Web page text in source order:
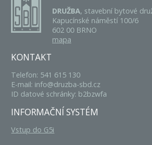
DRUŽBA, stavební bytové
Kapucínské náměstí 100/6
602 00 BRNO
mapa
KONTAKT
Telefon: 541 615 130
E-mail: info@druzba-sbd.cz
ID datové schránky: b2bzwfa
INFORMAČNÍ SYSTÉM
Vstup do G5i